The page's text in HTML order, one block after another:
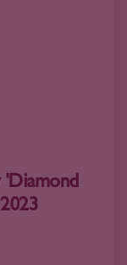
'Diamond